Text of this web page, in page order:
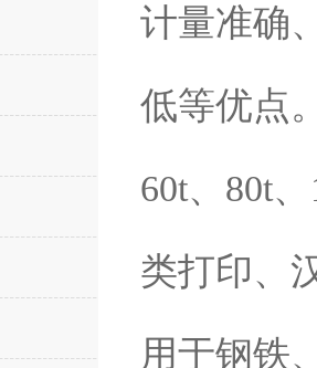
计量准确
低等优点
60t、80t
类打印、
用于钢铁